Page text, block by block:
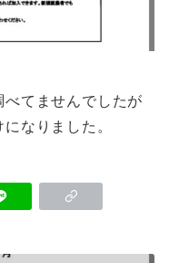
てませんでしたが
なりました。